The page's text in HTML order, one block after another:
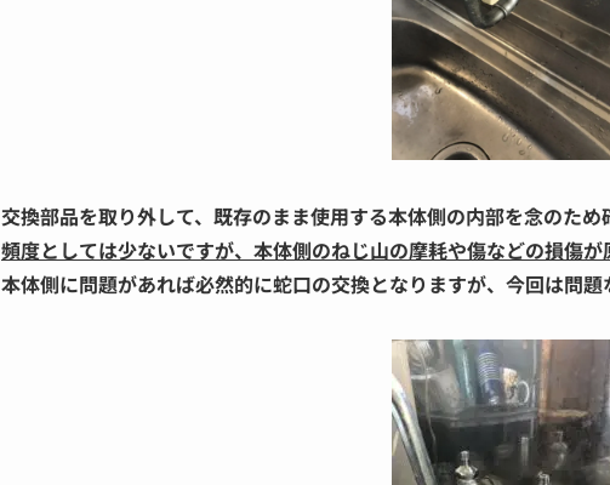
交換部品を取り外して、既存のまま使用する本体側の内部を念のため
頻度としては少ないですが、本体側のねじ山の摩耗や傷などの損傷が
本体側に問題があれば必然的に蛇口の交換となりますが、今回は問題